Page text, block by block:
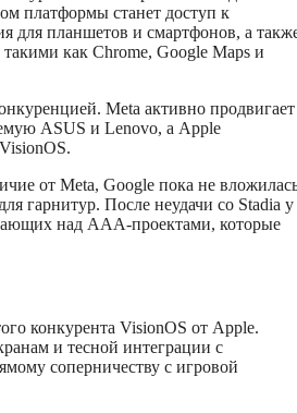
платформы станет доступ к
для планшетов и смартфонов, а
как Chrome, Google Maps и
Meta активно продвигает
ASUS и Lenovo, а Apple
от Meta, Google пока не
гарнитур. После неудачи со Stadia у
над AAA-проектами, которые
конкурента VisionOS от Apple.
и тесной интеграции с
соперничеству с игровой